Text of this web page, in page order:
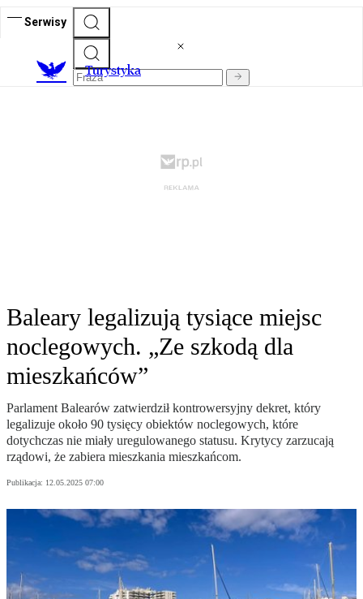
Serwisy
Turystyka
Baleary legalizują tysiące miejsc
noclegowych. „Ze szkodą dla
mieszkańców”
Parlament Balearów zatwierdził kontrowersyjny dekret, który
legalizuje około 90 tysięcy obiektów noclegowych, które
dotychczas nie miały uregulowanego statusu. Krytycy zarzucają
rządowi, że zabiera mieszkania mieszkańcom.
Publikacja: 12.05.2025 07:00